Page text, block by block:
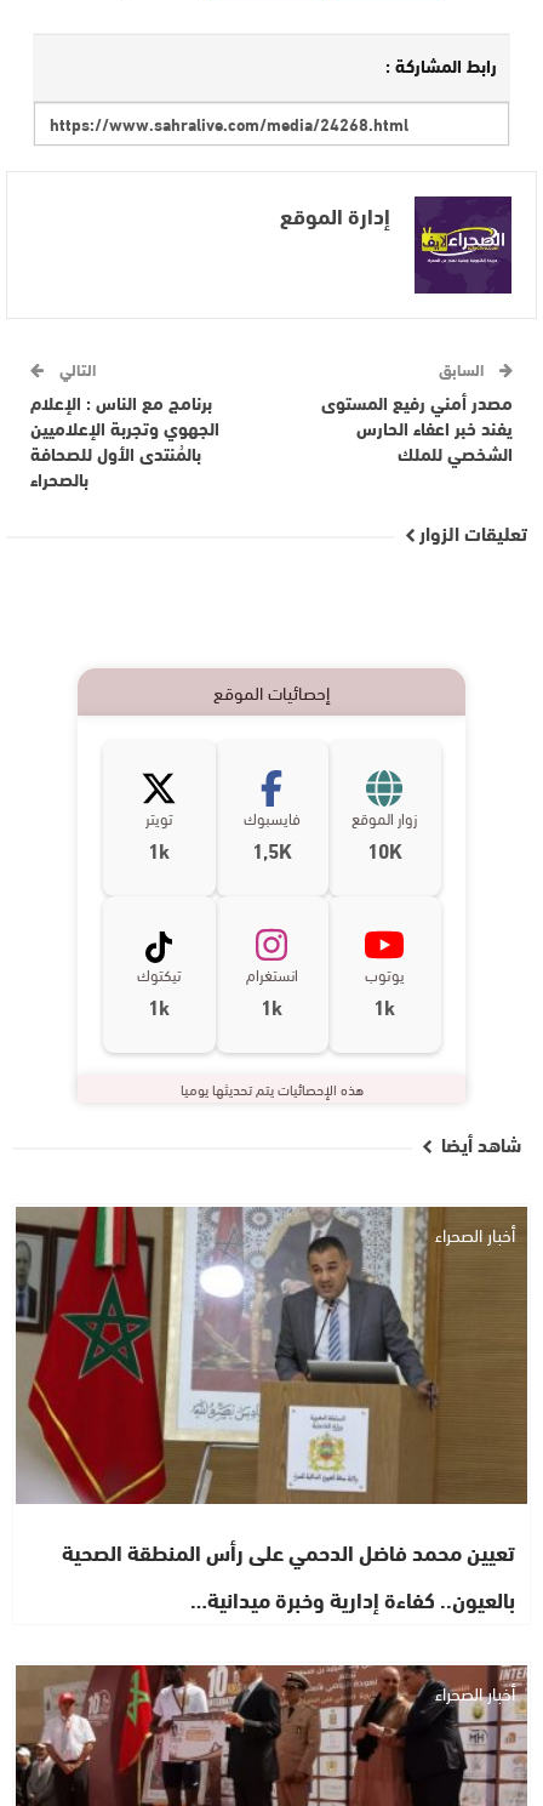
رابط المشاركة :
إدارة الموقع
السابق
مصدر أمني رفيع المستوى
يفند خبر اعفاء الحارس
الشخصي للملك
التالي
برنامج مع الناس : الإعلام
الجهوي وتجربة الإعلاميين
بالمُنتدى الأول للصحافة
بالصحراء
تعليقات الزوار
إحصائيات الموقع
زوار الموقع
10K
فايسبوك
1,5K
تويتر
1k
يوتوب
1k
انستغرام
1k
تيكتوك
1k
هذه الإحصائيات يتم تحديثها يوميا
شاهد أيضا
أخبار الصحراء
تعيين محمد فاضل الدحمي على رأس المنطقة الصحية
بالعيون.. كفاءة إدارية وخبرة ميدانية…
أخبار الصحراء